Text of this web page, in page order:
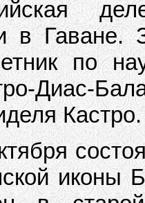
в Гаване.
по
Диас-
Кастро.
иконы